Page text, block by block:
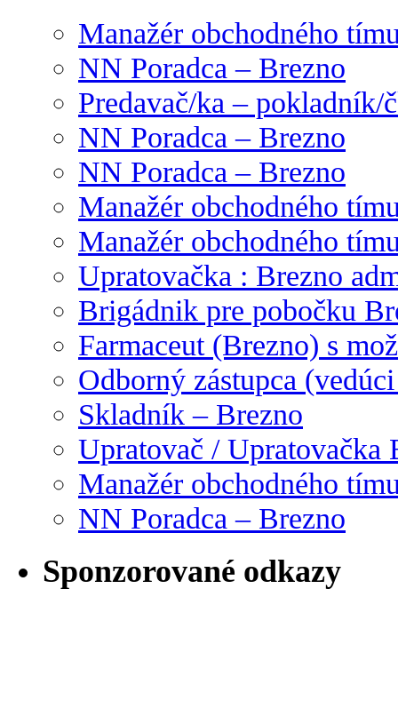
Manažér obchodného
NN Poradca – Brezno
Predavač/ka – pokladník/
NN Poradca – Brezno
NN Poradca – Brezno
Manažér obchodného
Manažér obchodného
Upratovačka : Brezno
Brigádnik pre pobočku
Farmaceut (Brezno) s
Odborný zástupca
Skladník – Brezno
Upratovač / Upratovačka
Manažér obchodného
NN Poradca – Brezno
Sponzorované odkazy